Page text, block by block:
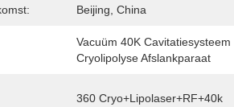
Beijing, China
Vacuüm 40K Cavitatiesysteem
Cryolipolyse Afslankparaat
360 Cryo+Lipolaser+RF+40k